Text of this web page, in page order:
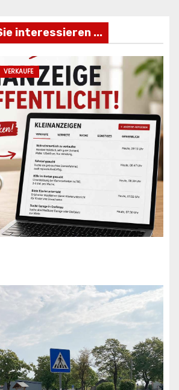
interessieren ...
VERKAUFE